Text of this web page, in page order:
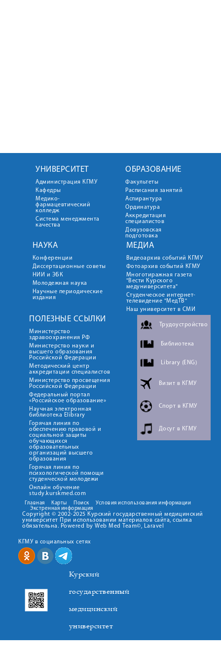
УНИВЕРСИТЕТ
Администрация КГМУ
Кафедры
Медико-
фармацевтический
колледж
Система менеджмента
качества
ОБРАЗОВАНИЕ
Факультеты
Расписания занятий
Аспирантура
Ординатура
Аккредитация
специалистов
Довузовская
подготовка
НАУКА
Конференции
Диссертационные советы
НИИ и ЭБК
Молодежная наука
Научные периодические
издания
МЕДИА
Видеоархив событий КГМУ
Фотоархив событий КГМУ
Многотиражная газета
"Вести Курского
медуниверситета"
Студенческое интернет-
телевидение "МедТВ"
Наш университет в СМИ
ПОЛЕЗНЫЕ ССЫЛКИ
Министерство
здравоохранения РФ
Министерство науки и
высшего образования
Российской Федерации
Методический центр
аккредитации специалистов
Министерство просвещения
Российской Федерации
Федеральный портал
«Российское образование»
Научная электронная
библиотека Elibrary
Горячая линия по
обеспечению правовой и
социальной защиты
обучающихся
образовательных
организаций высшего
образования
Горячая линия по
психологической помощи
студенческой молодежи
Онлайн обучение
study.kurskmed.com
Трудоустройство
Библиотека
Library (ENG)
Визит в КГМУ
Спорт в КГМУ
Досуг в КГМУ
Главная Карты Поиск
Условия использования информации
Экстренная информация
Copyright © 2002-2025 Курский государственный медицинский
университет При использовании материалов сайта, ссылка
обязательна. Powered by Web Med Team©, Laravel
КГМУ в социальных сетях
Курский
государственный
медицинский
университет